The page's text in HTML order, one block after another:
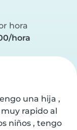
hora
hora
una hija ,
rapido al
niños , tengo